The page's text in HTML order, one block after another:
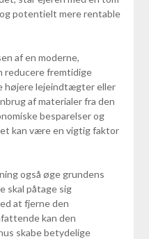
potentielt mere rentable
af en moderne,
reducere fremtidige
højere lejeindtægter eller
af materialer fra den
besparelser og
kan være en vigtig faktor
også øge grundens
skal påtage sig
at fjerne den
kan den
skabe betydelige